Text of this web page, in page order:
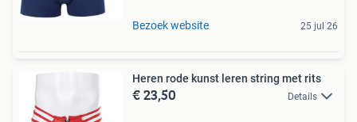
Bezoek website 25 jul 26
Heren rode kunst leren string met rits
€ 23,50 Details